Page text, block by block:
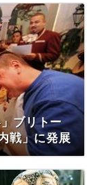
ブリトー
戦」に発展